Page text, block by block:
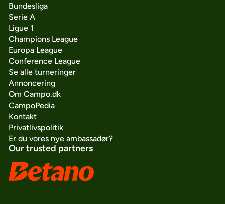
Bundesliga
Serie A
Ligue 1
Champions League
Europa League
Conference League
Se alle turneringer
Annoncering
Om Campo.dk
CampoPedia
Kontakt
Privatlivspolitik
Er du vores nye ambassadør?
Our trusted partners